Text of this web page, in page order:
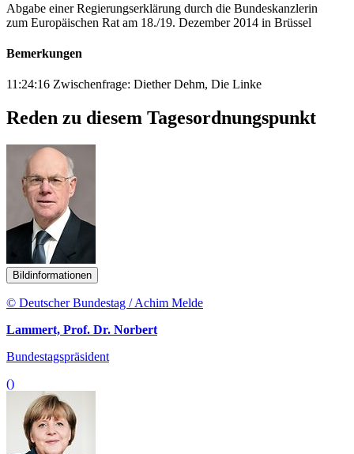
Abgabe einer Regierungserklärung durch die Bundeskanzlerin
zum Europäischen Rat am 18./19. Dezember 2014 in Brüssel
Bemerkungen
11:24:16 Zwischenfrage: Diether Dehm, Die Linke
Reden zu diesem Tagesordnungspunkt
Bildinformationen
© Deutscher Bundestag / Achim Melde
Lammert, Prof. Dr. Norbert
Bundestagspräsident
()